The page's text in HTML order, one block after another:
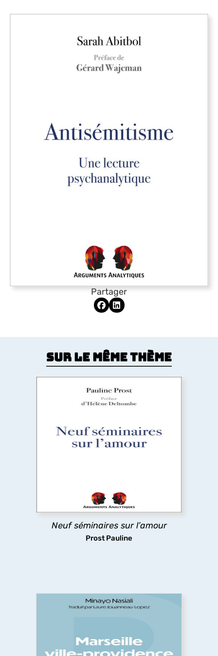
Partager
Sur le même thème
Neuf séminaires sur l’amour
Prost Pauline
Neuf séminaires sur l’amour
Qu’est-ce l’amour ? C’est la question que cet
mythologie, le théâtre, la littérature.
découvrir
Marseille ville-providence